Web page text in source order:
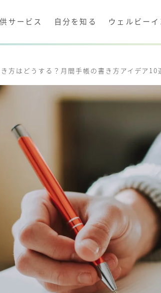
サービス 自分を知る ウェルビーイ
方はどうする？月間手帳の書き方アイデア10